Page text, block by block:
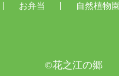
お弁当 自然植物園
©花之江の郷